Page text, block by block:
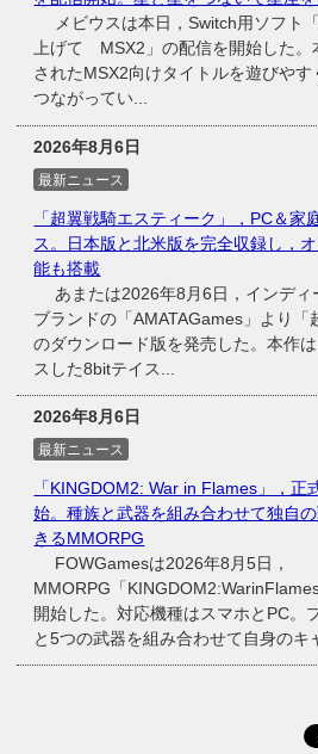
メビウスは本日，Switch用ソフト
上げて MSX2」の配信を開始した。
されたMSX2向けタイトルを遊びや
つながってい...
2026年8月6日
最新ニュース
「超翼戦騎エスティーク」，PC＆家
ス。日本版と北米版を完全収録し，
能も搭載
あまたは2026年8月6日，インディ
ブランドの「AMATAGames」より「
のダウンロード版を発売した。本作
スした8bitテイス...
2026年8月6日
最新ニュース
「KINGDOM2: War in Flames」，正
始。種族と武器を組み合わせて独自
きるMMORPG
FOWGamesは2026年8月5日，
MMORPG「
開始した。対応機種はスマホとPC。
と5つの武器を組み合わせて自身のキ